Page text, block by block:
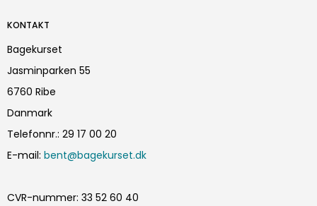
KONTAKT
Bagekurset
Jasminparken 55
6760 Ribe
Danmark
Telefonnr.: 29 17 00 20
E-mail: bent@bagekurset.dk
CVR-nummer: 33 52 60 40